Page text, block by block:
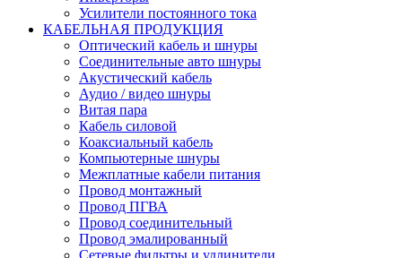
Усилители постоянного тока
КАБЕЛЬНАЯ ПРОДУКЦИЯ
Оптический кабель и шнуры
Соединительные авто шнуры
Акустический кабель
Аудио / видео шнуры
Витая пара
Кабель силовой
Коаксиальный кабель
Компьютерные шнуры
Межплатные кабели питания
Провод монтажный
Провод ПГВА
Провод соединительный
Провод эмалированный
Сетевые фильтры и удлинители